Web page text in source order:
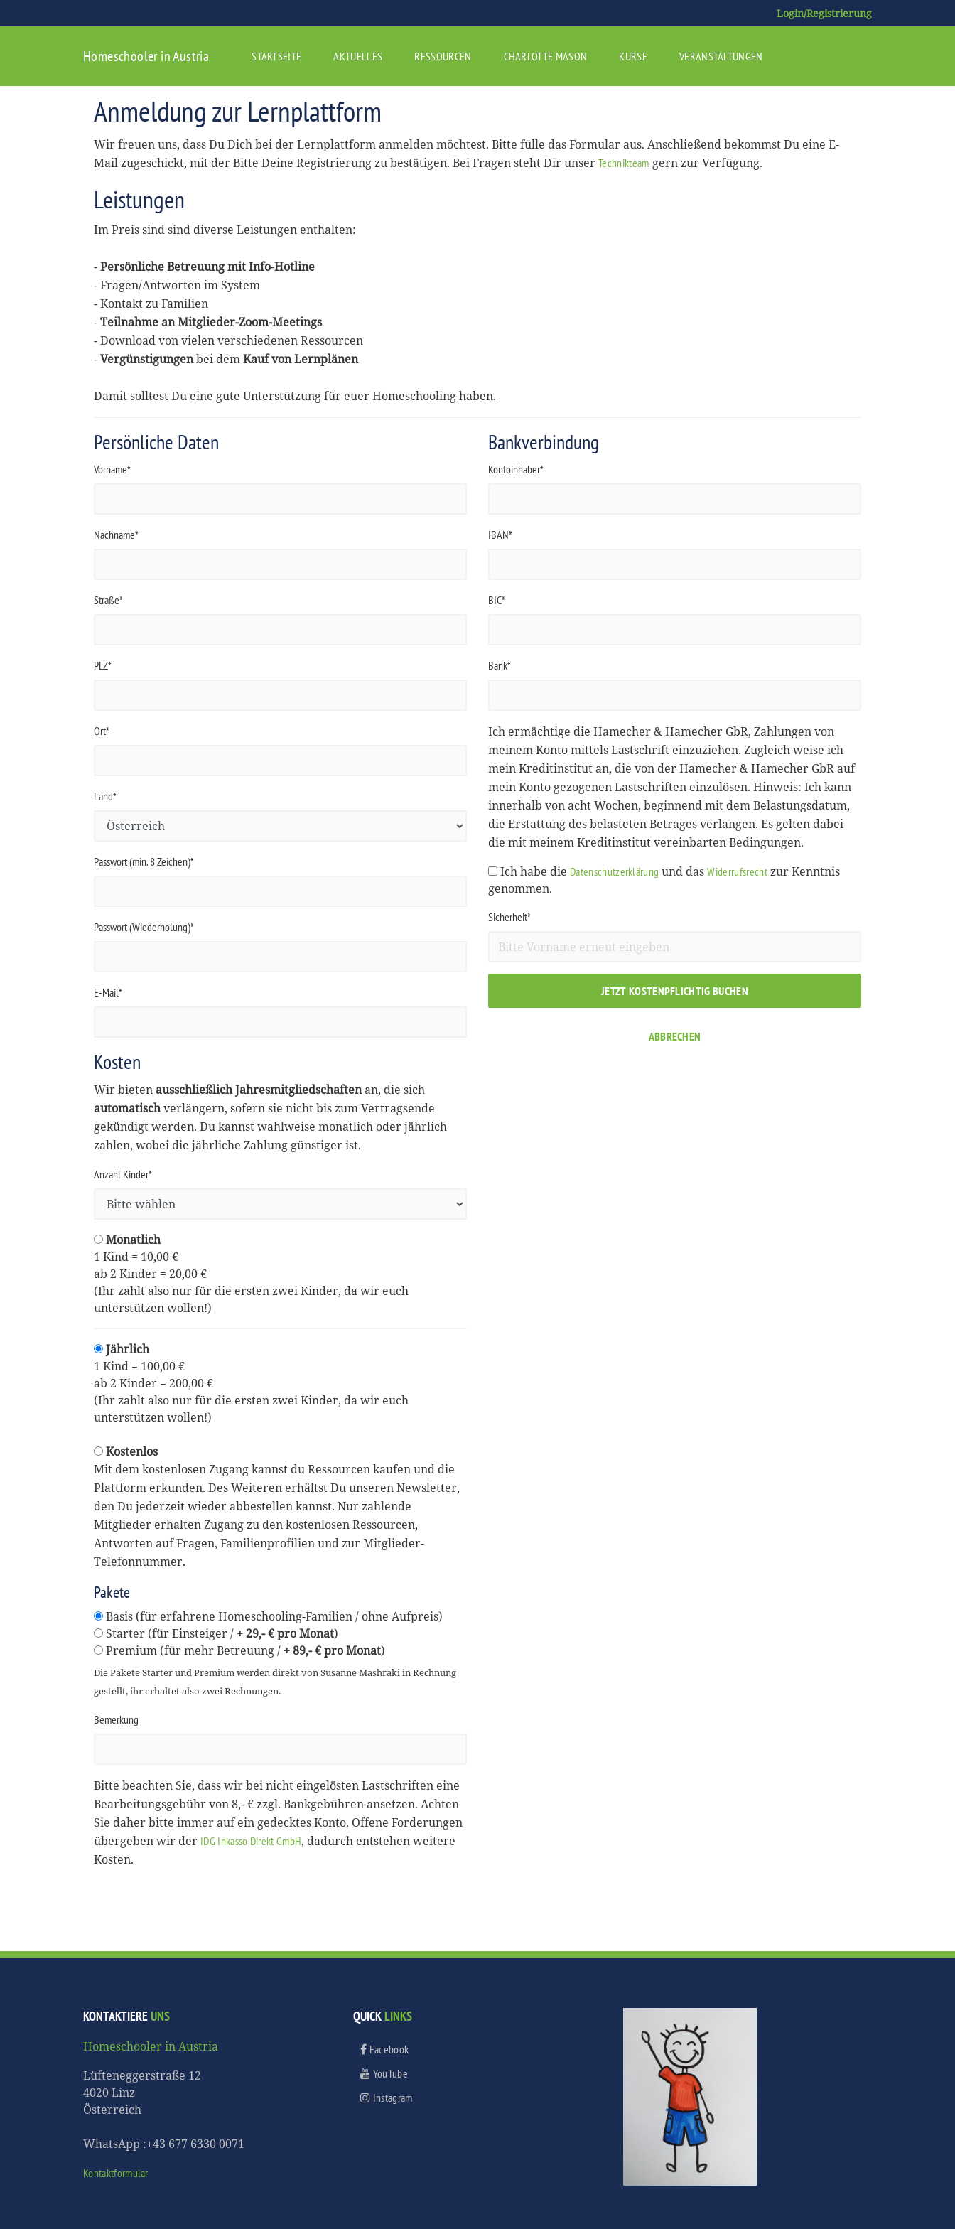
Login/Registrierung
Homeschooler in Austria STARTSEITE AKTUELLES RESSOURCEN CHARLOTTE MASON KURSE VERANSTALTUNGEN
Anmeldung zur Lernplattform
Wir freuen uns, dass Du Dich bei der Lernplattform anmelden möchtest. Bitte fülle das Formular aus. Anschließend bekommst Du eine E-
Mail zugeschickt, mit der Bitte Deine Registrierung zu bestätigen. Bei Fragen steht Dir unser Technikteam gern zur Verfügung.
Leistungen
Im Preis sind sind diverse Leistungen enthalten:
-Persönliche Betreuung mit Info-Hotline
- Fragen/Antworten im System
- Kontakt zu Familien
-Teilnahme an Mitglieder-Zoom-Meetings
- Download von vielen verschiedenen Ressourcen
-Vergünstigungenbei demKauf von Lernplänen
Damit solltest Du eine gute Unterstützung für euer Homeschooling haben.
Persönliche Daten
Vorname*
Nachname*
Straße*
PLZ*
Ort*
Land*
Passwort (min. 8 Zeichen)*
Passwort (Wiederholung)*
E-Mail*
Kosten
Wir bietenausschließlich Jahresmitgliedschaftenan, die sich
automatischverlängern, sofern sie nicht bis zum Vertragsende
gekündigt werden. Du kannst wahlweise monatlich oder jährlich
zahlen, wobei die jährliche Zahlung günstiger ist.
Anzahl Kinder*
Monatlich
1 Kind = 10,00 €
ab 2 Kinder = 20,00 €
(Ihr zahlt also nur für die ersten zwei Kinder, da wir euch
unterstützen wollen!)
Jährlich
1 Kind = 100,00 €
ab 2 Kinder = 200,00 €
(Ihr zahlt also nur für die ersten zwei Kinder, da wir euch
unterstützen wollen!)
Kostenlos
Mit dem kostenlosen Zugang kannst du Ressourcen kaufen und die
Plattform erkunden. Des Weiteren erhältst Du unseren Newsletter,
den Du jederzeit wieder abbestellen kannst. Nur zahlende
Mitglieder erhalten Zugang zu den kostenlosen Ressourcen,
Antworten auf Fragen, Familienprofilien und zur Mitglieder-
Telefonnummer.
Pakete
Basis (für erfahrene Homeschooling-Familien / ohne Aufpreis)
Starter (für Einsteiger / + 29,- € pro Monat)
Premium (für mehr Betreuung / + 89,- € pro Monat)
Die Pakete Starter und Premium werden direkt von Susanne Mashraki in Rechnung
gestellt, ihr erhaltet also zwei Rechnungen.
Bemerkung
Bitte beachten Sie, dass wir bei nicht eingelösten Lastschriften eine
Bearbeitungsgebühr von 8,- € zzgl. Bankgebühren ansetzen. Achten
Sie daher bitte immer auf ein gedecktes Konto. Offene Forderungen
übergeben wir der IDG Inkasso Direkt GmbH, dadurch entstehen weitere
Kosten.
Bankverbindung
Kontoinhaber*
IBAN*
BIC*
Bank*
Ich ermächtige die Hamecher & Hamecher GbR, Zahlungen von
meinem Konto mittels Lastschrift einzuziehen. Zugleich weise ich
mein Kreditinstitut an, die von der Hamecher & Hamecher GbR auf
mein Konto gezogenen Lastschriften einzulösen. Hinweis: Ich kann
innerhalb von acht Wochen, beginnend mit dem Belastungsdatum,
die Erstattung des belasteten Betrages verlangen. Es gelten dabei
die mit meinem Kreditinstitut vereinbarten Bedingungen.
Ich habe die Datenschutzerklärung und dasWiderrufsrechtzur Kenntnis
genommen.
Sicherheit*
JETZT KOSTENPFLICHTIG BUCHEN
ABBRECHEN
KONTAKTIEREUNS
Homeschooler in Austria
Lüfteneggerstraße 12
4020 Linz
Österreich
WhatsApp :+43 677 6330 0071
Kontaktformular
QUICKLINKS
Facebook
YouTube
Instagram